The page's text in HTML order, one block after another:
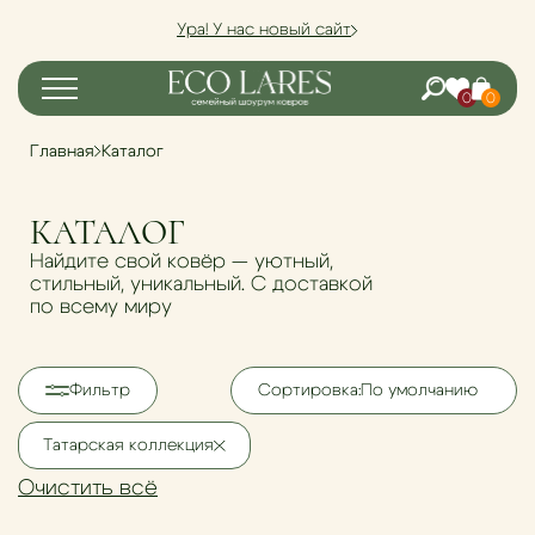
Ура! У нас новый сайт
0 0
Главная Каталог
КАТАЛОГ
Найдите свой ковёр — уютный,
стильный, уникальный. С доставкой
по всему миру
Фильтр Сортировка:По умолчанию
Татарская коллекция
Очистить всё